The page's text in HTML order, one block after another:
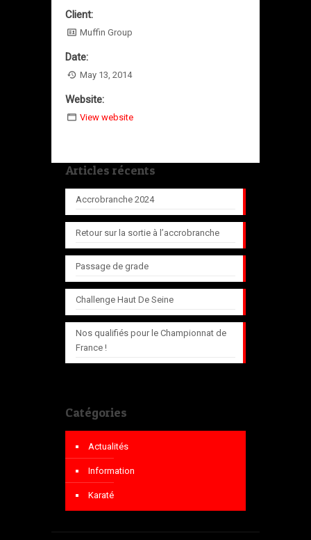
Client:
Muffin Group
Date:
May 13, 2014
Website:
View website
Articles récents
Accrobranche 2024
Retour sur la sortie à l’accrobranche
Passage de grade
Challenge Haut De Seine
Nos qualifiés pour le Championnat de
France !
Catégories
Actualités
Information
Karaté